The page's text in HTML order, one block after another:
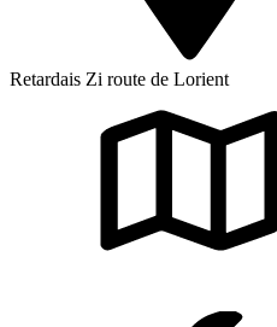
Retardais Zi route de Lorient